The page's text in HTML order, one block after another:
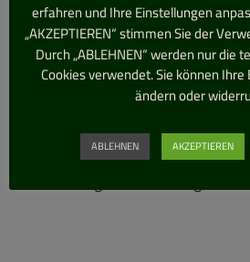
Grüner Bogen #1
Bauabschnitt
bezogen
Der erste Bauabschnitt ist
erfahren und Ihre Einstellungen
„AKZEPTIEREN“ stimmen Sie der
Durch „ABLEHNEN“ werden nur die
Cookies verwendet. Sie können
ändern oder
ABLEHNEN AKZEPTIEREN